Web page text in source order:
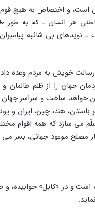
است، و اختصاص به هیچ قوم
هر انسان ـ که به طور
بى شائبه
خویش به مردم وعده
جهان را از ظلم ظالمان
خواهد ساخت و سراسر جهان
هند، چین، ایران و
مى سازد که همه اقوام
مصلح موعود جهانى، بسر مى
است و در «کابل» خوابیده،